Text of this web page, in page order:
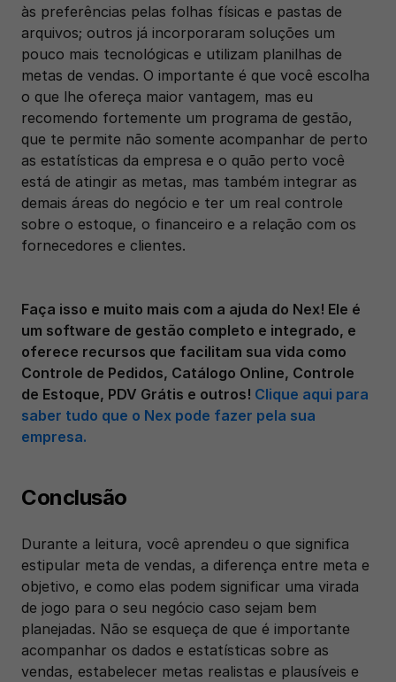
às preferências pelas folhas físicas e pastas de
arquivos; outros já incorporaram soluções um
pouco mais tecnológicas e utilizam planilhas de
metas de vendas. O importante é que você escolha
o que lhe ofereça maior vantagem, mas eu
recomendo fortemente um programa de gestão,
que te permite não somente acompanhar de perto
as estatísticas da empresa e o quão perto você
está de atingir as metas, mas também integrar as
demais áreas do negócio e ter um real controle
sobre o estoque, o financeiro e a relação com os
fornecedores e clientes.
Faça isso e muito mais com a ajuda do Nex! Ele é
um software de gestão completo e integrado, e
oferece recursos que facilitam sua vida como
Controle de Pedidos, Catálogo Online, Controle
de Estoque, PDV Grátis e outros! Clique aqui para
saber tudo que o Nex pode fazer pela sua
empresa.
Conclusão
Durante a leitura, você aprendeu o que significa
estipular meta de vendas, a diferença entre meta e
objetivo, e como elas podem significar uma virada
de jogo para o seu negócio caso sejam bem
planejadas. Não se esqueça de que é importante
acompanhar os dados e estatísticas sobre as
vendas, estabelecer metas realistas e plausíveis e